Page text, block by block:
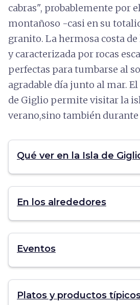
cabras", probablemente por
montañoso -casi en su
granito. La hermosa costa
y caracterizada por rocas
perfectas para tumbarse al
agradable día junto al mar.
de Giglio permite visitar la
verano,sino también durante
Qué ver en la Isla de
En los alrededores
Eventos
Platos y productos